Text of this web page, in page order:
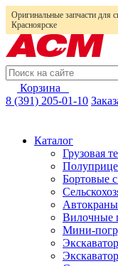
Оригинальные запчасти для
Красноярске
Корзина
8 (391) 205-01-10
Каталог
Грузовая
Бортовые
Вилочные
Мини-